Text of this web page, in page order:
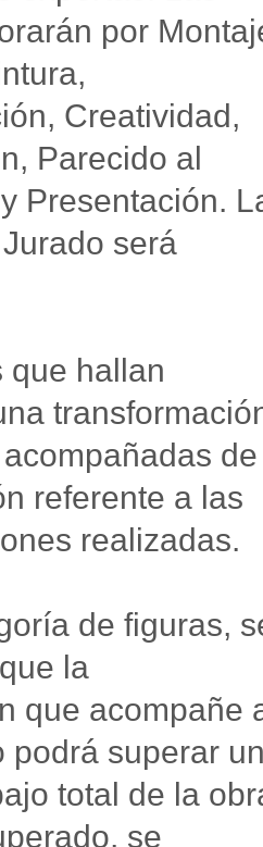
por
Creatividad,
Parecido al
Presentación.
será
que hallan
de
referente a las
realizadas.
de figuras,
la
que acompañe
podrá superar
total de la
se